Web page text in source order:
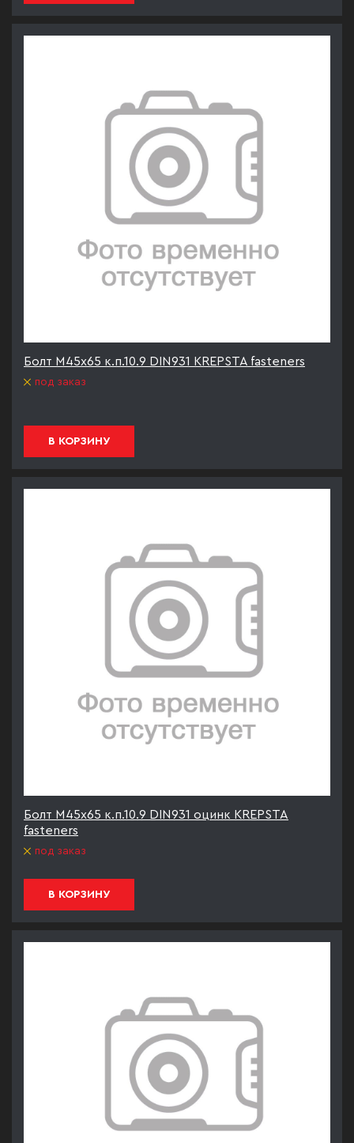
Болт М45х65 к.п.10.9 DIN931 KREPSTA fasteners
под заказ
В КОРЗИНУ
Болт М45х65 к.п.10.9 DIN931 оцинк KREPSTA
fasteners
под заказ
В КОРЗИНУ